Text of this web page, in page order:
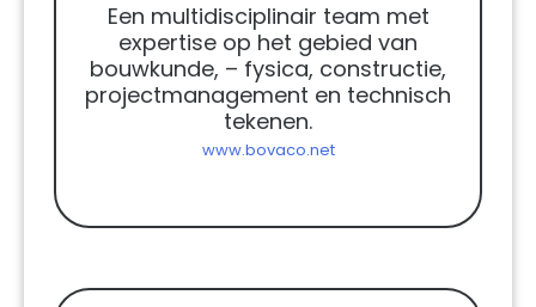
Een multidisciplinair team met
expertise op het gebied van
bouwkunde, – fysica, constructie,
projectmanagement en technisch
tekenen.
www.bovaco.net